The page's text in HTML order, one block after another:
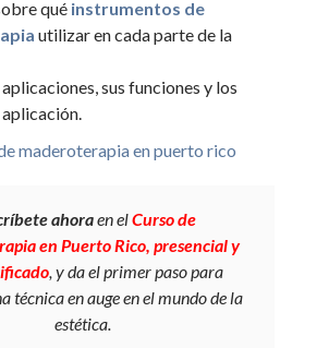
qué instrumentos de
utilizar en cada parte de la
sus funciones y los
ahoraen elCurso de
en Puerto Rico, presencial y
, y da el primer paso para
técnica en auge en el mundo de la
estética.